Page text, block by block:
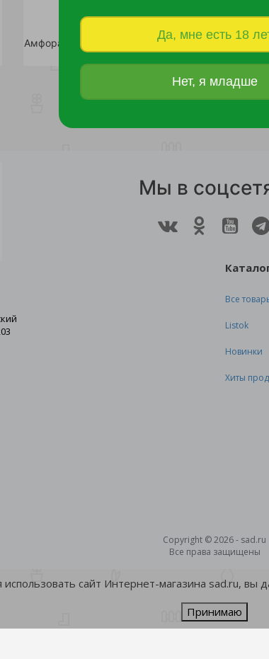
Да, мне есть 18
Нет, я младше
Амфора декоративная садовая АНТИК h-120см /1
9 907.30 руб.
Мы в
Все
Listok
Новинки
Хиты
Copyright © 2026 - sad.ru
Все права защищены
сайт Интернет-магазина sad.ru, вы
Принимаю